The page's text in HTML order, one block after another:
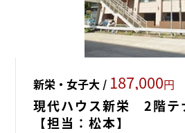
新栄・女子大 / 187,000円
現代ハウス新栄 2階
【担当：松本】